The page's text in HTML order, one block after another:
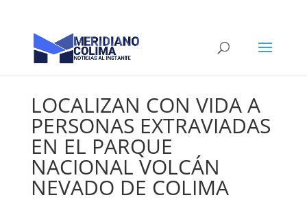
LOCALIZAN CON VIDA A
PERSONAS EXTRAVIADAS
EN EL PARQUE
NACIONAL VOLCÁN
NEVADO DE COLIMA